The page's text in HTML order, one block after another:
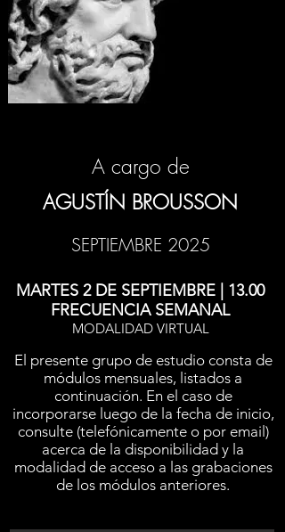
A cargo de
AGUSTÍN BROUSSON
SEPTIEMBRE 2025
MARTES 2 DE SEPTIEMBRE | 13.00
FRECUENCIA SEMANAL
MODALIDAD VIRTUAL
El presente grupo de estudio consta de
módulos mensuales, listados a
continuación. En el caso de
incorporarse luego de la fecha de inicio,
consulte (telefónicamente o por email)
acerca de la disponibilidad y la
modalidad de acceso a las grabaciones
de los módulos anteriores.